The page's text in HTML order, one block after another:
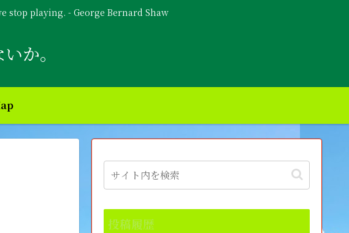
stop playing. - George Bernard Shaw
か。
投稿履歴